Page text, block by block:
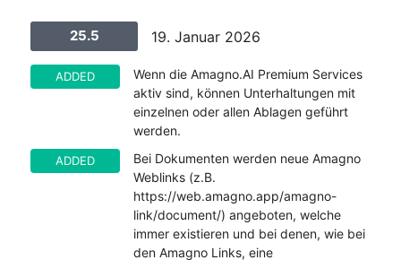
25.5 19. Januar 2026
ADDED
Wenn die Amagno.AI Premium Services
aktiv sind, können Unterhaltungen mit
einzelnen oder allen Ablagen geführt
werden.
ADDED
Bei Dokumenten werden neue Amagno
Weblinks (z.B.
https://web.amagno.app/amagno-
link/document/) angeboten, welche
immer existieren und bei denen, wie bei
den Amagno Links, eine